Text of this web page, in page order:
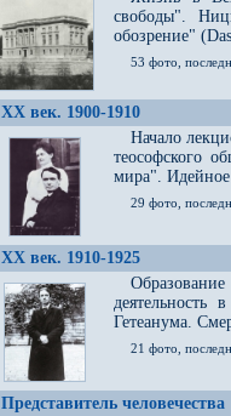
свободы".
обозрение"
53 фото,
XX век. 1900-1910
Начало
теософского
мира". Идейное
29 фото,
XX век. 1910-1925
Образование
деятельность
Гетеанума.
21 фото,
Представитель человечества